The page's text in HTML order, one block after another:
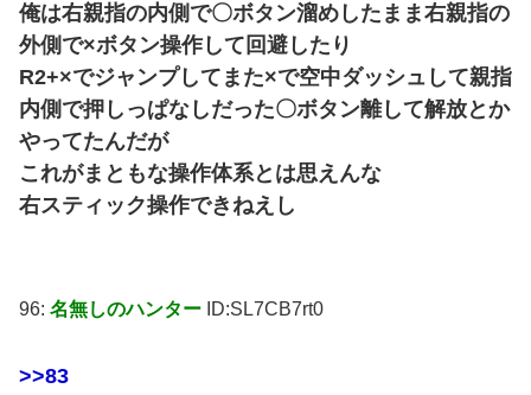
俺は右親指の内側で〇ボタン溜めしたまま右親指の
外側で×ボタン操作して回避したり
R2+×でジャンプしてまた×で空中ダッシュして親指
内側で押しっぱなしだった〇ボタン離して解放とか
やってたんだが
これがまともな操作体系とは思えんな
右スティック操作できねえし
96: 名無しのハンター ID:SL7CB7rt0
>>83